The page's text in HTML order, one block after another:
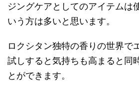
ジングケアとしてのアイテムは
いう方は多いと思います。
ロクシタン独特の香りの世界で
試しすると気持ちも高まると同
とができます。